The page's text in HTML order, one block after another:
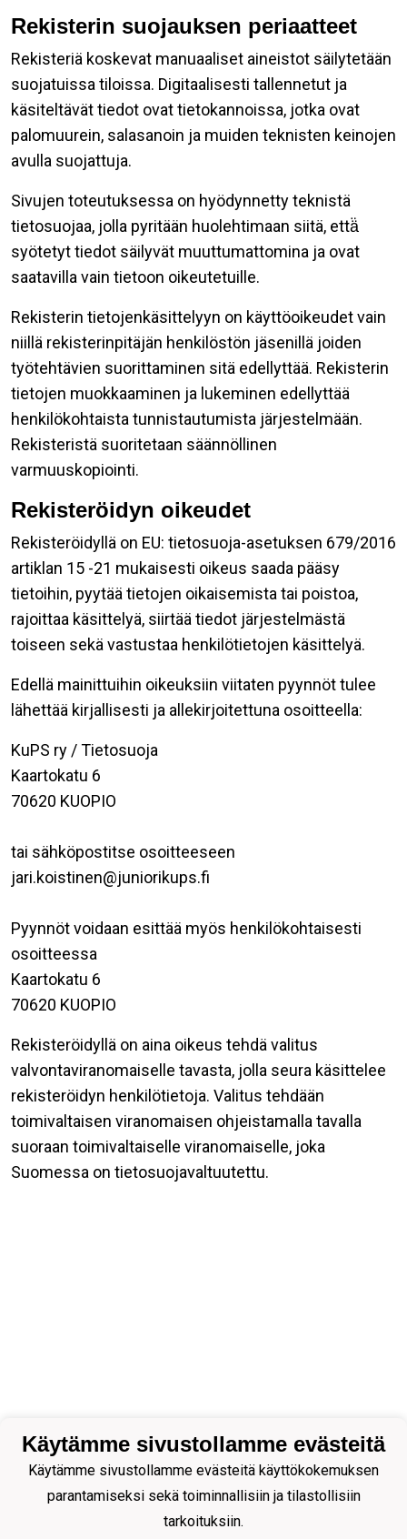
Rekisterin suojauksen periaatteet
Rekisteriä koskevat manuaaliset aineistot säilytetään
suojatuissa tiloissa. Digitaalisesti tallennetut ja
käsiteltävät tiedot ovat tietokannoissa, jotka ovat
palomuurein, salasanoin ja muiden teknisten keinojen
avulla suojattuja.
Sivujen toteutuksessa on hyödynnetty teknistä
tietosuojaa, jolla pyritään huolehtimaan siitä, että̈
syötetyt tiedot säilyvät muuttumattomina ja ovat
saatavilla vain tietoon oikeutetuille.
Rekisterin tietojenkäsittelyyn on käyttöoikeudet vain
niillä rekisterinpitäjän henkilöstön jäsenillä joiden
työtehtävien suorittaminen sitä edellyttää. Rekisterin
tietojen muokkaaminen ja lukeminen edellyttää
henkilökohtaista tunnistautumista järjestelmään.
Rekisteristä suoritetaan säännöllinen
varmuuskopiointi.
Rekisteröidyn oikeudet
Rekisteröidyllä on EU: tietosuoja-asetuksen 679/2016
artiklan 15 -21 mukaisesti oikeus saada pääsy
tietoihin, pyytää tietojen oikaisemista tai poistoa,
rajoittaa käsittelyä, siirtää tiedot järjestelmästä
toiseen sekä vastustaa henkilötietojen käsittelyä.
Edellä mainittuihin oikeuksiin viitaten pyynnöt tulee
lähettää kirjallisesti ja allekirjoitettuna osoitteella:
KuPS ry / Tietosuoja
Kaartokatu 6
70620 KUOPIO
tai sähköpostitse osoitteeseen
jari.koistinen@juniorikups.fi
Pyynnöt voidaan esittää myös henkilökohtaisesti
osoitteessa
Kaartokatu 6
70620 KUOPIO
Rekisteröidyllä on aina oikeus tehdä valitus
valvontaviranomaiselle tavasta, jolla seura käsittelee
rekisteröidyn henkilötietoja. Valitus tehdään
toimivaltaisen viranomaisen ohjeistamalla tavalla
suoraan toimivaltaiselle viranomaiselle, joka
Suomessa on tietosuojavaltuutettu.
Käytämme sivustollamme evästeitä
Käytämme sivustollamme evästeitä käyttökokemuksen
parantamiseksi sekä toiminnallisiin ja tilastollisiin
tarkoituksiin.